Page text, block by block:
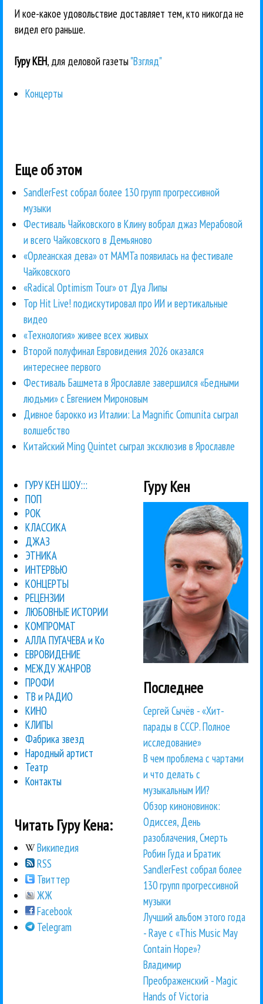
И кое-какое удовольствие доставляет тем, кто никогда не
видел его раньше.
Гуру КЕН, для деловой газеты"Взгляд"
Концерты
Еще об этом
SandlerFest собрал более 130 групп прогрессивной
музыки
Фестиваль Чайковского в Клину вобрал джаз Мерабовой
и всего Чайковского в Демьяново
«Орлеанская дева» от МАМТа появилась на фестивале
Чайковского
«Radical Optimism Tour» от Дуа Липы
Top Hit Live! подискутировал про ИИ и вертикальные
видео
«Технология» живее всех живых
Второй полуфинал Евровидения 2026 оказался
интереснее первого
Фестиваль Башмета в Ярославле завершился «Бедными
людьми» с Евгением Мироновым
Дивное барокко из Италии: La Magnific Comunita сыграл
волшебство
Китайский Ming Quintet сыграл эксклюзив в Ярославле
ГУРУ КЕН ШОУ:::
ПОП
РОК
КЛАССИКА
ДЖАЗ
ЭТНИКА
ИНТЕРВЬЮ
КОНЦЕРТЫ
РЕЦЕНЗИИ
ЛЮБОВНЫЕ ИСТОРИИ
КОМПРОМАТ
АЛЛА ПУГАЧЕВА и Ко
ЕВРОВИДЕНИЕ
МЕЖДУ ЖАНРОВ
ПРОФИ
ТВ и РАДИО
КИНО
КЛИПЫ
Фабрика звезд
Народный артист
Театр
Контакты
Читать Гуру Кена:
Википедия
RSS
Твиттер
ЖЖ
Facebook
Telegram
Гуру Кен
Последнее
Сергей Сычёв - «Хит-
парады в СССР. Полное
исследование»
В чем проблема с чартами
и что делать с
музыкальным ИИ?
Обзор киноновинок:
Одиссея, День
разоблачения, Смерть
Робин Гуда и Братик
SandlerFest собрал более
130 групп прогрессивной
музыки
Лучший альбом этого года
- Raye с «This Music May
Contain Hope»?
Владимир
Преображенский - Magic
Hands of Victoria